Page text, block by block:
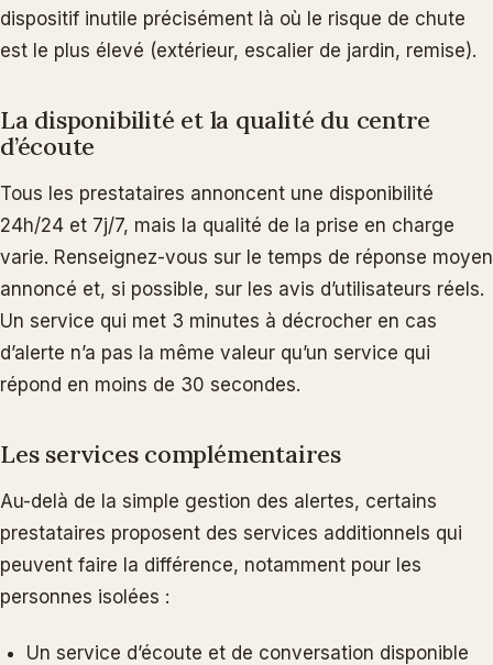
dispositif inutile précisément là où le risque de chute
est le plus élevé (extérieur, escalier de jardin, remise).
La disponibilité et la qualité du centre
d’écoute
Tous les prestataires annoncent une disponibilité
24h/24 et 7j/7, mais la qualité de la prise en charge
varie. Renseignez-vous sur le temps de réponse moyen
annoncé et, si possible, sur les avis d’utilisateurs réels.
Un service qui met 3 minutes à décrocher en cas
d’alerte n’a pas la même valeur qu’un service qui
répond en moins de 30 secondes.
Les services complémentaires
Au-delà de la simple gestion des alertes, certains
prestataires proposent des services additionnels qui
peuvent faire la différence, notamment pour les
personnes isolées :
Un service d’écoute et de conversation disponible